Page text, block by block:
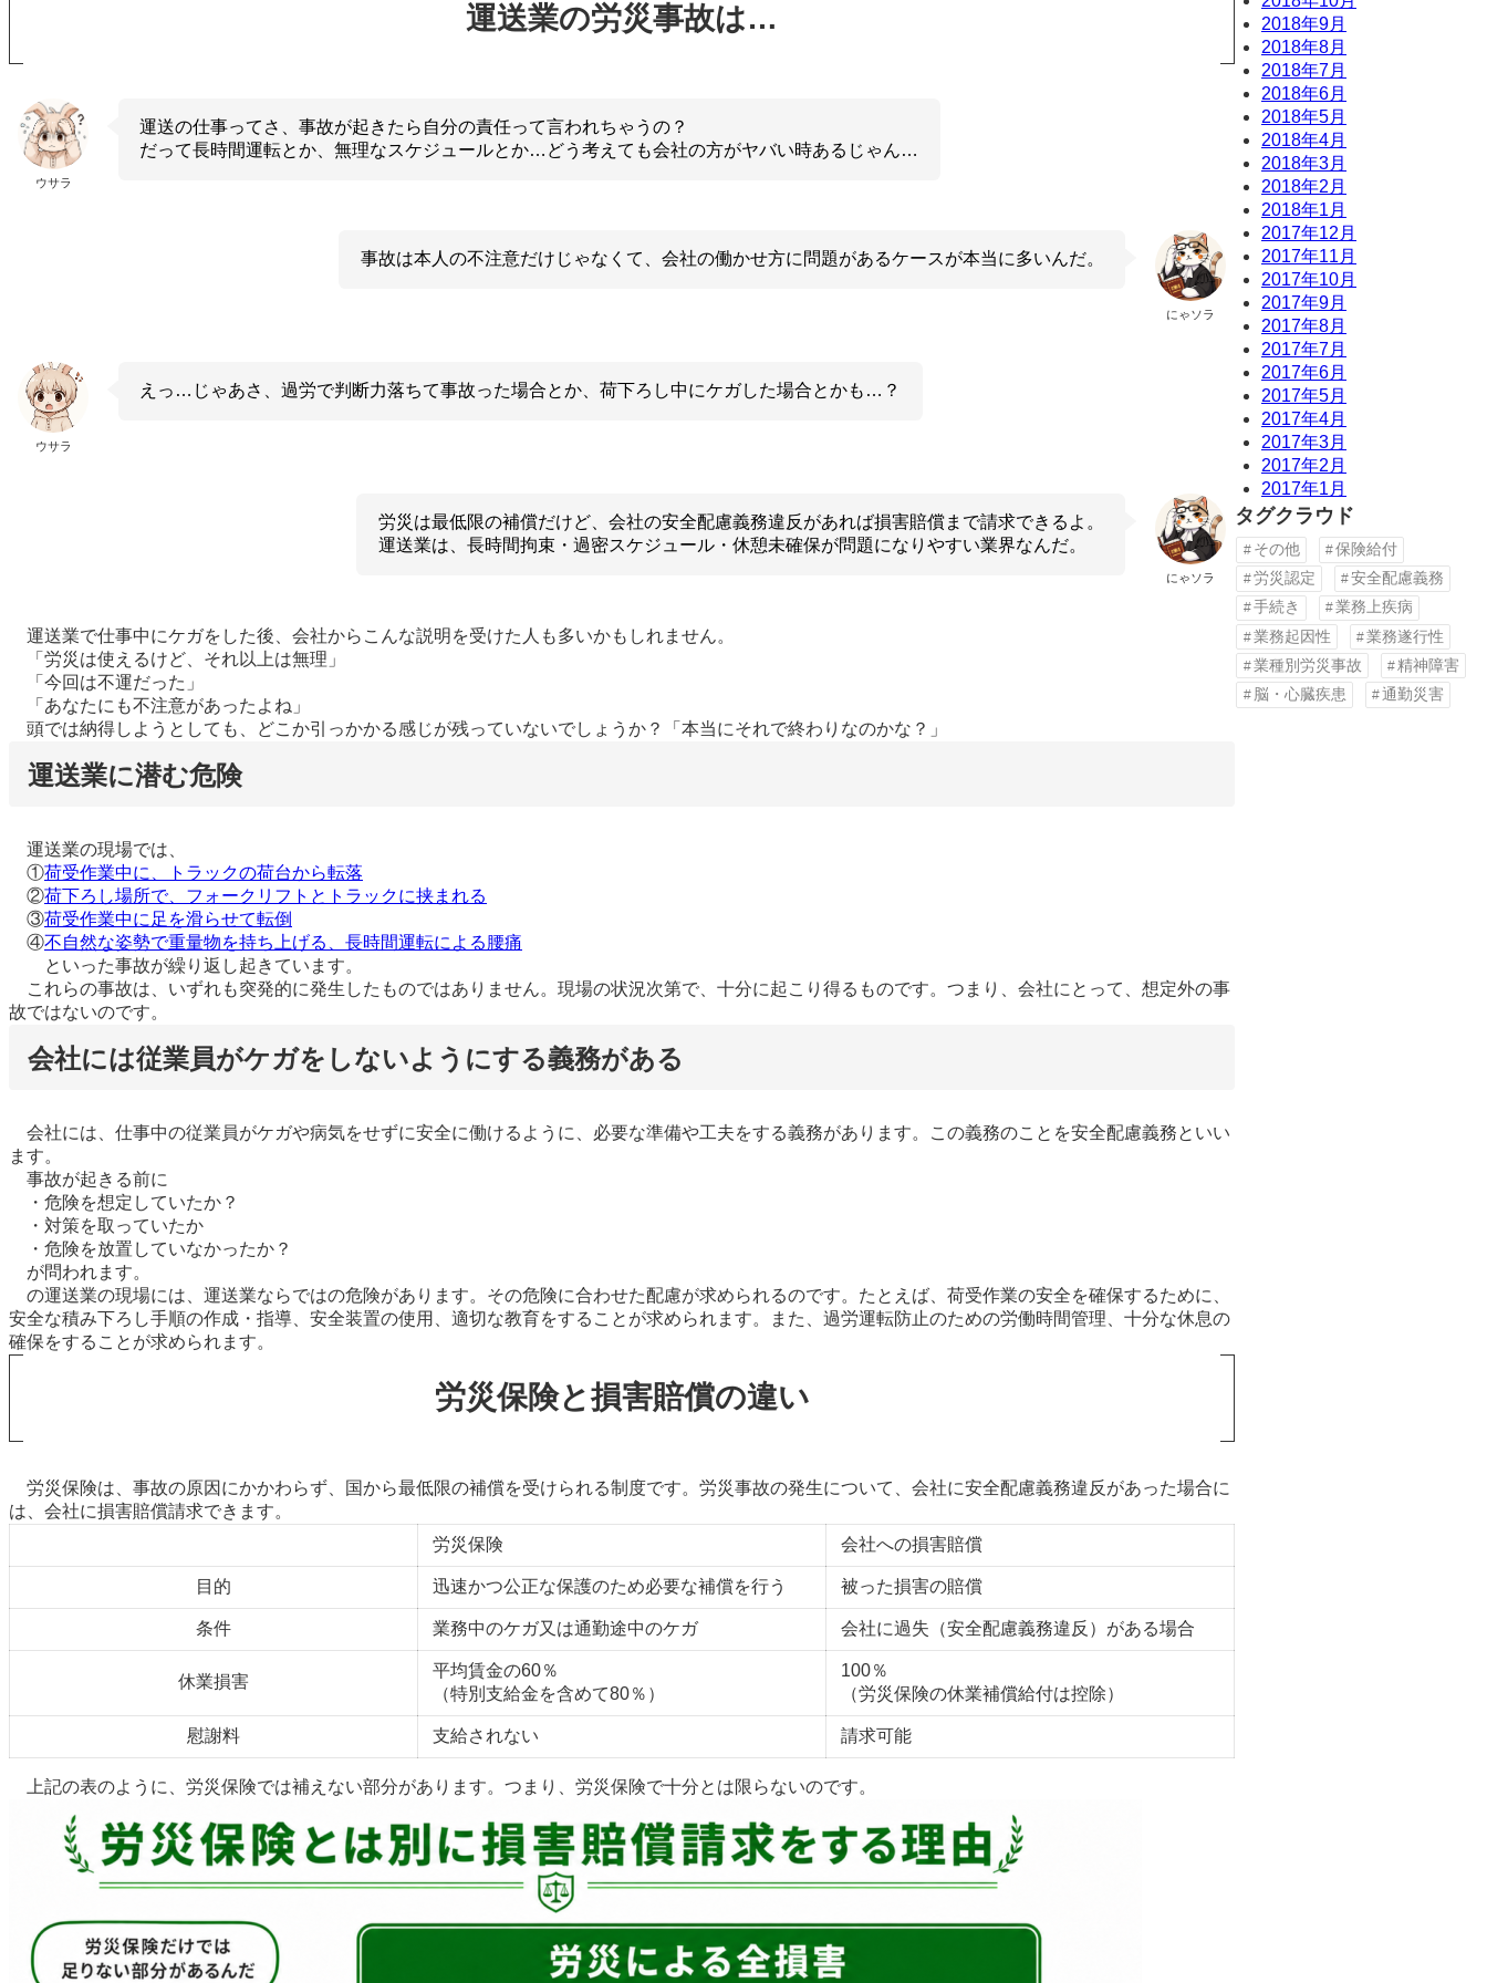
運送業の労災事故は…
ウサラ
運送の仕事ってさ、事故が起きたら自分の責任って言われちゃうの？
だって長時間運転とか、無理なスケジュールとか…どう考えても会社の方がヤバい時あるじゃん…
にゃソラ
事故は本人の不注意だけじゃなくて、会社の働かせ方に問題があるケースが本当に多いんだ。
ウサラ
えっ…じゃあさ、過労で判断力落ちて事故った場合とか、荷下ろし中にケガした場合とかも…？
にゃソラ
労災は最低限の補償だけど、会社の安全配慮義務違反があれば損害賠償まで請求できるよ。
運送業は、長時間拘束・過密スケジュール・休憩未確保が問題になりやすい業界なんだ。
運送業で仕事中にケガをした後、会社からこんな説明を受けた人も多いかもしれません。
「労災は使えるけど、それ以上は無理」
「今回は不運だった」
「あなたにも不注意があったよね」
頭では納得しようとしても、どこか引っかかる感じが残っていないでしょうか？「本当にそれで終わりなのかな？」
運送業に潜む危険
運送業の現場では、
①荷受作業中に、トラックの荷台から転落
②荷下ろし場所で、フォークリフトとトラックに挟まれる
③荷受作業中に足を滑らせて転倒
④不自然な姿勢で重量物を持ち上げる、長時間運転による腰痛
といった事故が繰り返し起きています。
これらの事故は、いずれも突発的に発生したものではありません。現場の状況次第で、十分に起こり得るものです。つまり、会社にとって、想定外の事
故ではないのです。
会社には従業員がケガをしないようにする義務がある
会社には、仕事中の従業員がケガや病気をせずに安全に働けるように、必要な準備や工夫をする義務があります。この義務のことを安全配慮義務といい
ます。
事故が起きる前に
・危険を想定していたか？
・対策を取っていたか
・危険を放置していなかったか？
が問われます。
の運送業の現場には、運送業ならではの危険があります。その危険に合わせた配慮が求められるのです。たとえば、荷受作業の安全を確保するために、
安全な積み下ろし手順の作成・指導、安全装置の使用、適切な教育をすることが求められます。また、過労運転防止のための労働時間管理、十分な休息の
確保をすることが求められます。
労災保険と損害賠償の違い
労災保険は、事故の原因にかかわらず、国から最低限の補償を受けられる制度です。労災事故の発生について、会社に安全配慮義務違反があった場合に
は、会社に損害賠償請求できます。
労災保険
会社への損害賠償
目的 迅速かつ公正な保護のため必要な補償を行う 被った損害の賠償
条件 業務中のケガ又は通勤途中のケガ 会社に過失（安全配慮義務違反）がある場合
休業損害
平均賃金の60％
（特別支給金を含めて80％）
100％
（労災保険の休業補償給付は控除）
慰謝料 支給されない 請求可能
上記の表のように、労災保険では補えない部分があります。つまり、労災保険で十分とは限らないのです。
2018年9月
2018年8月
2018年7月
2018年6月
2018年5月
2018年4月
2018年3月
2018年2月
2018年1月
2017年12月
2017年11月
2017年10月
2017年9月
2017年8月
2017年7月
2017年6月
2017年5月
2017年4月
2017年3月
2017年2月
2017年1月
タグクラウド
その他
保険給付
労災認定
安全配慮義務
手続き
業務上疾病
業務起因性
業務遂行性
業種別労災事故
精神障害
脳・心臓疾患
通勤災害